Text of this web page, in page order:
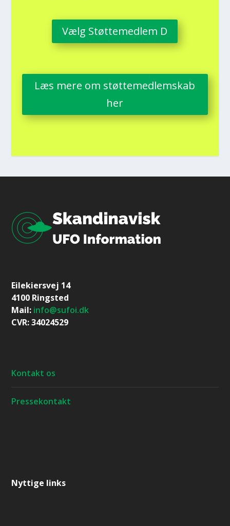
Vælg Støt­te­med­lem D
Læs mere om støt­te­med­lem­skab
her
Eilekiersvej 14
4100 Ringsted
Mail: info@sufoi.dk
CVR: 34024529
Kontakt os
Pressekontakt
Nyttige links